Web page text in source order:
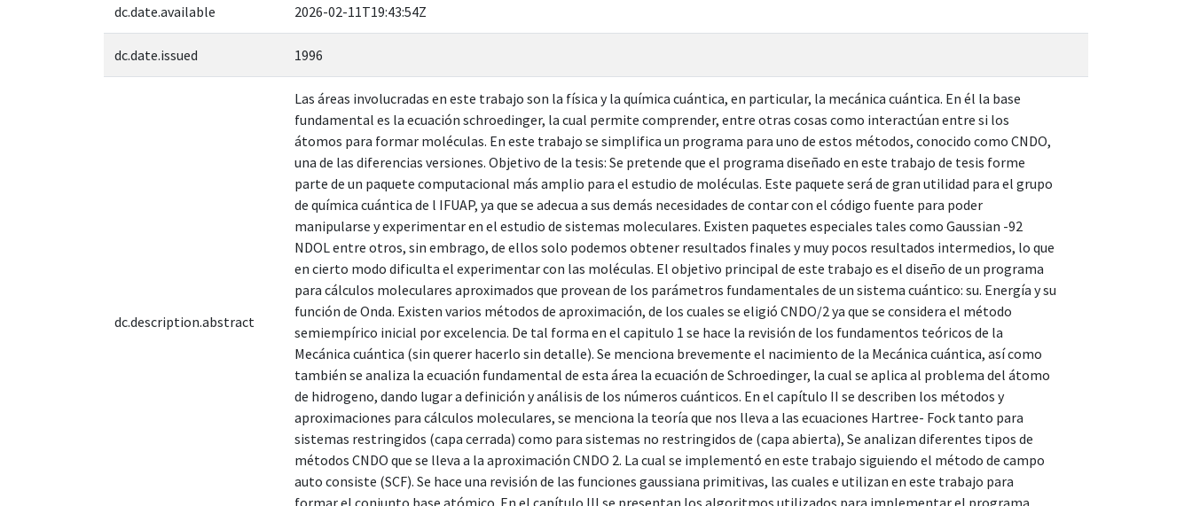
dc.date.available 2026-02-11T19:43:54Z
dc.date.issued 1996
dc.description.abstract
Las áreas involucradas en este trabajo son la física y la química cuántica, en particular, la mecánica cuántica. En él la base
fundamental es la ecuación schroedinger, la cual permite comprender, entre otras cosas como interactúan entre si los
átomos para formar moléculas. En este trabajo se simplifica un programa para uno de estos métodos, conocido como CNDO,
una de las diferencias versiones. Objetivo de la tesis: Se pretende que el programa diseñado en este trabajo de tesis forme
parte de un paquete computacional más amplio para el estudio de moléculas. Este paquete será de gran utilidad para el grupo
de química cuántica de l IFUAP, ya que se adecua a sus demás necesidades de contar con el código fuente para poder
manipularse y experimentar en el estudio de sistemas moleculares. Existen paquetes especiales tales como Gaussian -92
NDOL entre otros, sin embrago, de ellos solo podemos obtener resultados finales y muy pocos resultados intermedios, lo que
en cierto modo dificulta el experimentar con las moléculas. El objetivo principal de este trabajo es el diseño de un programa
para cálculos moleculares aproximados que provean de los parámetros fundamentales de un sistema cuántico: su. Energía y su
función de Onda. Existen varios métodos de aproximación, de los cuales se eligió CNDO/2 ya que se considera el método
semiempírico inicial por excelencia. De tal forma en el capitulo 1 se hace la revisión de los fundamentos teóricos de la
Mecánica cuántica (sin querer hacerlo sin detalle). Se menciona brevemente el nacimiento de la Mecánica cuántica, así como
también se analiza la ecuación fundamental de esta área la ecuación de Schroedinger, la cual se aplica al problema del átomo
de hidrogeno, dando lugar a definición y análisis de los números cuánticos. En el capítulo II se describen los métodos y
aproximaciones para cálculos moleculares, se menciona la teoría que nos lleva a las ecuaciones Hartree- Fock tanto para
sistemas restringidos (capa cerrada) como para sistemas no restringidos de (capa abierta), Se analizan diferentes tipos de
métodos CNDO que se lleva a la aproximación CNDO 2. La cual se implementó en este trabajo siguiendo el método de campo
auto consiste (SCF). Se hace una revisión de las funciones gaussiana primitivas, las cuales e utilizan en este trabajo para
formar el conjunto base atómico. En el capítulo III se presentan los algoritmos utilizados para implementar el programa